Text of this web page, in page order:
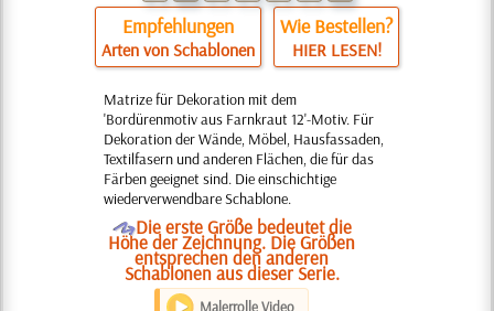
Empfehlungen
Arten von Schablonen
Wie Bestellen?
HIER LESEN!
Matrize für Dekoration mit dem
'Bordürenmotiv aus Farnkraut 12'-Motiv. Für
Dekoration der Wände, Möbel, Hausfassaden,
Textilfasern und anderen Flächen, die für das
Färben geeignet sind. Die einschichtige
wiederverwendbare Schablone.
ODie erste Größe bedeutet die
Höhe der Zeichnung. Die Größen
entsprechen den anderen
Schablonen aus dieser Serie.
Malerrolle Video